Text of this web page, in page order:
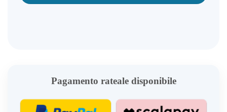
Pagamento rateale disponibile